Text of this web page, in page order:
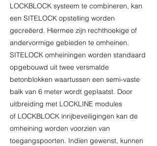
LOCKBLOCK systeem te combineren, kan
een SITELOCK opstelling worden
gecreëerd. Hiermee zijn rechthoekige of
andervormige gebieden te omheinen.
SITELOCK omheiningen worden standaard
opgebouwd uit twee versmalde
betonblokken waartussen een semi-vaste
balk van 6 meter wordt geplaatst. Door
uitbreiding met LOCKLINE modules
of LOCKBLOCK inrijbeveiligingen kan de
omheining worden voorzien van
toegangspoorten. Indien gewenst, kunnen